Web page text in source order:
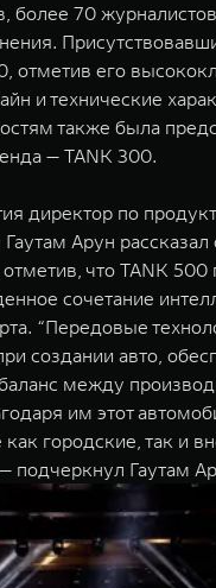
более 70
отметив его
и технические
также была
— TANK 300.
директор по
Арун рассказал
что TANK 500
сочетание
“Передовые
создании авто,
между
им этот
городские, так и
подчеркнул Гаутам